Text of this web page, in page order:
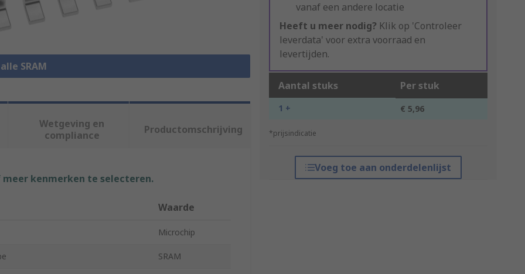
SRAM
vanaf een andere locatie
Heeft u meer nodig? Klik op 'Controleer
leverdata' voor extra voorraad en
levertijden.
Aantal stuks Per stuk
1 + € 5,96
*prijsindicatie
Voeg toe aan onderdelenlijst
Wetgeving en
compliance
Productomschrijving
kenmerken te selecteren.
Waarde
Microchip
SRAM